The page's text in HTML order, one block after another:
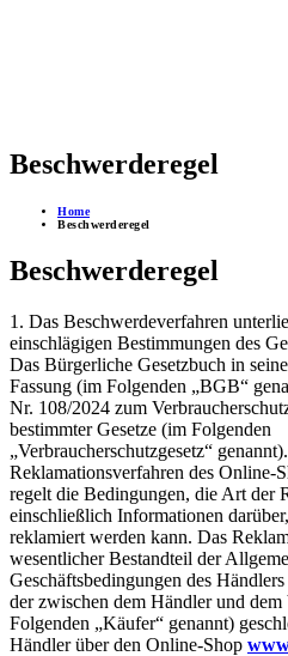
Beschwerderegel
Home
Beschwerderegel
Beschwerderegel
1. Das Beschwerdeverfahren
einschlägigen Bestimmungen des
Das Bürgerliche Gesetzbuch in
Fassung (im Folgenden „BGB“
Nr. 108/2024 zum
bestimmter Gesetze (im Folgenden
„Verbraucherschutzgesetz“
Reklamationsverfahren des Online-
regelt die Bedingungen, die Art der
einschließlich Informationen
reklamiert werden kann. Das
wesentlicher Bestandteil der
Geschäftsbedingungen des
der zwischen dem Händler und
Folgenden „Käufer“ genannt)
Händler über den Online-Shop